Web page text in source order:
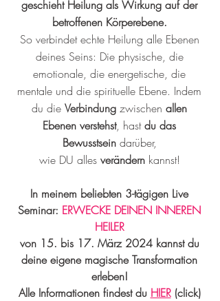
geschieht Heilung als Wirkung auf der
betroffenen Körperebene.
So verbindet echte Heilung alle Ebenen
deines Seins: Die physische, die
emotionale, die energetische, die
mentale und die spirituelle Ebene. Indem
du die Verbindung zwischen allen
Ebenen verstehst, hastdu das
Bewusstseindarüber,
wie DU alles verändern kannst!
In meinem beliebten 3-tägigen Live
Seminar: ERWECKE DEINEN INNEREN
HEILER
von 15. bis 17. März 2024 kannst du
deine eigene magische Transformation
erleben!
Alle Informationen findest du HIER (click)